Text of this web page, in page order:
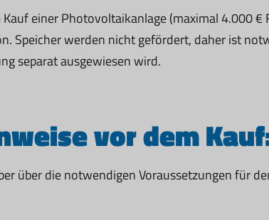
einer Photovoltaikanlage (maximal 4.000 €
Speicher werden nicht gefördert, daher ist
separat ausgewiesen wird.
vor dem
über die notwendigen Voraussetzungen für